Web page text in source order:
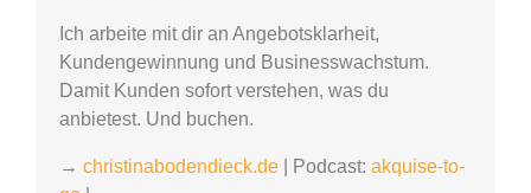
Ich arbeite mit dir an Angebotsklarheit,
Kundengewinnung und Businesswachstum.
Damit Kunden sofort verstehen, was du
anbietest. Und buchen.
→ christinabodendieck.de | Podcast: akquise-to-